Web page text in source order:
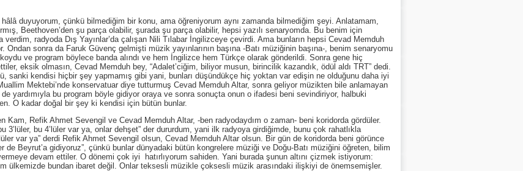
duyuyorum, çünkü bilmediğim bir konu, ama öğreniyorum aynı zamanda bilmediğim şeyi. Anlatamam,
Beethoven’den şu parça olabilir, şurada şu parça olabilir, hepsi yazılı senaryomda. Bu benim için
radyoda Dış Yayınlar’da çalışan Nili Tılabar İngilizceye çevirdi. Ama bunların hepsi Cevad Memduh
Ondan sonra da Faruk Güvenç gelmişti müzik yayınlarının başına -Batı müziğinin başına-, benim senaryomu
ve program böylece banda alındı ve hem İngilizce hem Türkçe olarak gönderildi. Sonra gene hiç
eksik olmasın, Cevad Memduh bey, “Adalet’ciğim, biliyor musun, birincilik kazandık, ödül aldı TRT” dedi.
sanki kendisi hiçbir şey yapmamış gibi yani, bunları düşündükçe hiç yoktan var edişin ne olduğunu daha iyi
Mektebi’nde konservatuar diye tutturmuş Cevad Memduh Altar, sonra geliyor müzikten bile anlamayan
yardımıyla bu program böyle gidiyor oraya ve sonra sonuçta onun o ifadesi beni sevindiriyor, halbuki
O kadar doğal bir şey ki kendisi için bütün bunlar.
Refik Ahmet Sevengil ve Cevad Memduh Altar, -ben radyodaydım o zaman- beni koridorda gördüler.
3’lüler, bu 4’lüler var ya, onlar dehşet” der dururdum, yani ilk radyoya girdiğimde, bunu çok rahatlıkla
var ya” derdi Refik Ahmet Sevengil olsun, Cevad Memduh Altar olsun. Bir gün de koridorda beni görünce
de Beyrut’a gidiyoruz”, çünkü bunlar dünyadaki bütün kongrelere müziği ve Doğu-Batı müziğini öğreten, bilim
devam ettiler. O dönemi çok iyi hatırlıyorum sahiden. Yani burada şunun altını çizmek istiyorum:
ülkemizde bundan ibaret değil. Onlar teksesli müzikle çoksesli müzik arasındaki ilişkiyi de önemsemişler.